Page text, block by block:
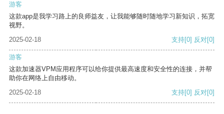
游客
这款app是我学习路上的良师益友，让我能够随时随地学习新知识，拓宽
视野。
2025-02-18
支持[0] 反对[0]
游客
这款加速器VPM应用程序可以给你提供最高速度和安全性的连接，并帮
助你在网络上自由移动。
2025-02-18
支持[0] 反对[0]